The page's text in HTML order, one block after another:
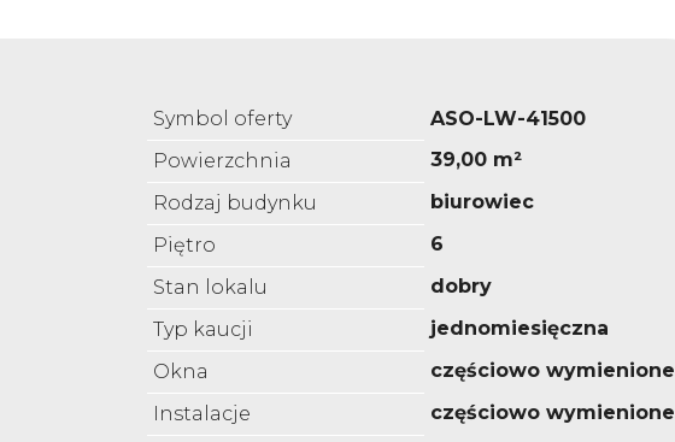
Symbol oferty
ASO-LW-41500
Powierzchnia
39,00 m²
Rodzaj budynku
biurowiec
Piętro
6
Stan lokalu
dobry
Typ kaucji
jednomiesięczna
Okna
częściowo wymienione
Instalacje
częściowo wymienione